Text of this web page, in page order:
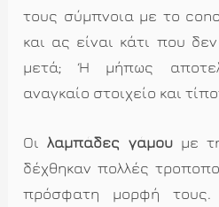
τους σύμπνοια με το
και ας είναι κάτι που
μετά; Ή μήπως
αναγκαίο στοιχείο και
Οιλαμπάδες γάμουμε
δέχθηκαν πολλές
πρόσφατη μορφή